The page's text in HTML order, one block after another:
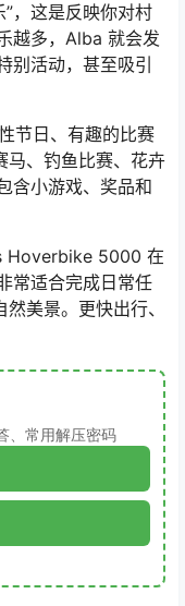
，这是反映你对村
越多，Alba 就会发
活动，甚至吸引
节日、有趣的比赛
马、钓鱼比赛、花卉
含小游戏、奖品和
Hoverbike 5000 在
常适合完成日常任
美景。更快出行、
、常用解压密码